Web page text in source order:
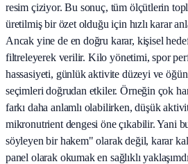
resim çiziyor. Bu sonuç, tüm ölçütlerin
üretilmiş bir özet olduğu için hızlı karar
Ancak yine de en doğru karar, kişisel
filtreleyerek verilir. Kilo yönetimi, spor
hassasiyeti, günlük aktivite düzeyi ve
seçimleri doğrudan etkiler. Örneğin çok
farkı daha anlamlı olabilirken, düşük
mikronutrient dengesi öne çıkabilir. Yani
söyleyen bir hakem" olarak değil, karar
panel olarak okumak en sağlıklı